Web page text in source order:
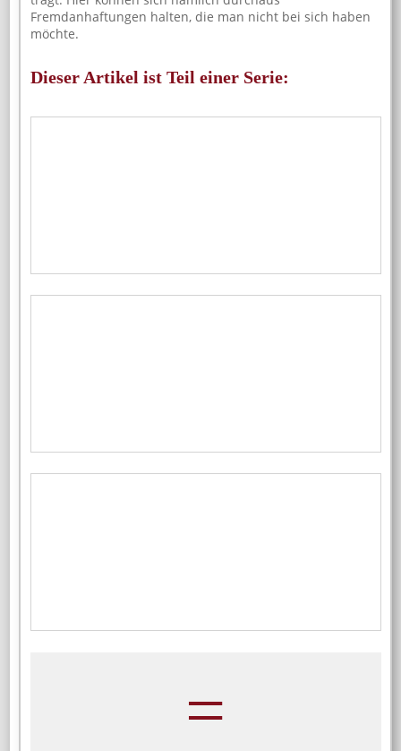
Fremdanhaftungen halten, die man nicht bei sich haben
möchte.
Dieser Artikel ist Teil einer Serie:
=